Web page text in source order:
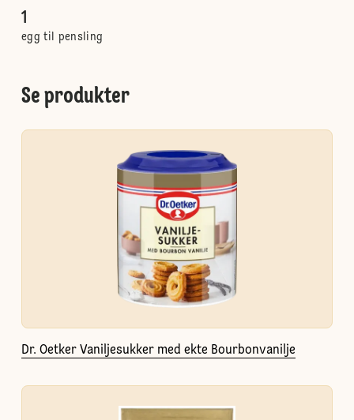
1
egg til pensling
Se produkter
Dr. Oetker Vaniljesukker med ekte Bourbonvanilje